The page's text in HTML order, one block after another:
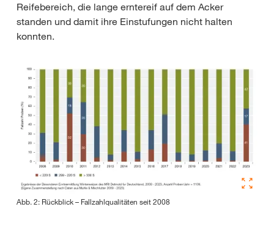
Reifebereich, die lange erntereif auf dem Acker
standen und damit ihre Einstufungen nicht halten
konnten.
Abb. 2: Rückblick – Fallzahlqualitäten seit 2008